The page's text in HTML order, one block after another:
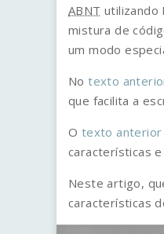
ABNT utilizando
mistura de
um modo
Notexto
que facilita a
O texto anterior
características
Neste artigo,
características